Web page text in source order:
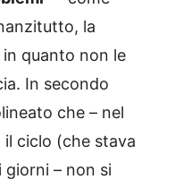
la
quanto non le
In secondo
che – nel
ciclo (che stava
– non si